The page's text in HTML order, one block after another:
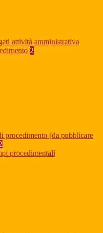
attività amministrativa
2
procedimento (da pubblicare
procedimentali